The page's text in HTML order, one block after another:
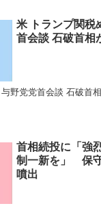
米 トランプ関税
首会談 石破首相
野党党首会談 石破首
首相続投に「強
制一新を」 保
噴出